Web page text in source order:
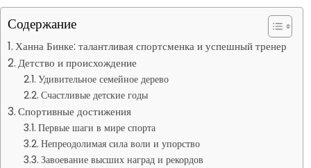
Содержание
Ханна Бинке: талантливая спортсменка и успешный тренер
Детство и происхождение
Удивительное семейное дерево
Счастливые детские годы
Спортивные достижения
Первые шаги в мире спорта
Непреодолимая сила воли и упорство
Завоевание высших наград и рекордов